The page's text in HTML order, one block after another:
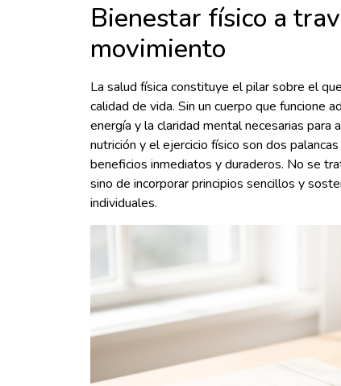
Bienestar físico a
movimiento
La salud física constituye el pilar sobre el
calidad de vida. Sin un cuerpo que funcione
energía y la claridad mental necesarias
nutrición y el ejercicio físico son dos
beneficios inmediatos y duraderos. No se
sino de incorporar principios sencillos y
individuales.